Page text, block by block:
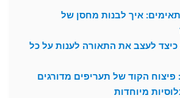
איך לבנות מחסן של
כיצד לעצב את התאורה לענות על כל
פיצוח הקוד של תעריפים מדורגים
מיוחדות